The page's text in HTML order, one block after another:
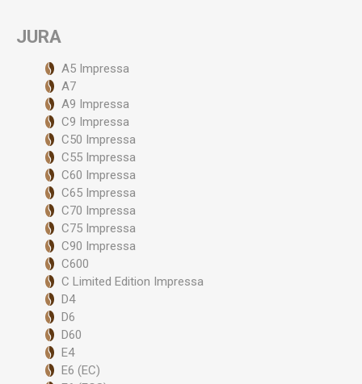
JURA
A5 Impressa
A7
A9 Impressa
C9 Impressa
C50 Impressa
C55 Impressa
C60 Impressa
C65 Impressa
C70 Impressa
C75 Impressa
C90 Impressa
C600
C Limited Edition Impressa
D4
D6
D60
E4
E6 (EC)